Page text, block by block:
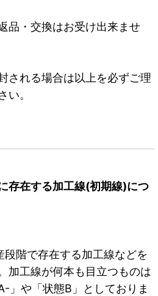
品・交換はお受け出来ませ
される場合は以上を必ずご理
い。
存在する加工線(初期線)につ
階で存在する加工線などを
加工線が何本も目立つものは
」や「状態B」としておりま